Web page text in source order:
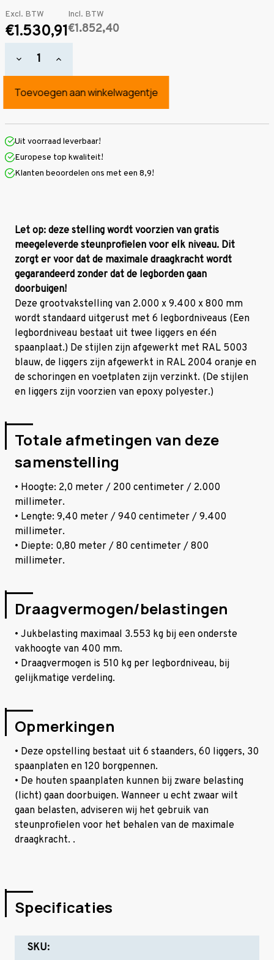
Excl. BTW
€1.530,91
Incl. BTW
€1.852,40
Hoeveelheid
verlagen
Grootvakstelling
mm
x
mm
x
800
mm
Hoeveelheid
verhogen
Grootvakstelling
mm
x
mm
800
mm
Uit voorraad leverbaar!
Europese top kwaliteit!
Klanten beoordelen ons met een 8,9!
Let op: deze stelling wordt voorzien van gratis
meegeleverde steunprofielen voor elk niveau. Dit
zorgt er voor dat de maximale draagkracht wordt
gegarandeerd zonder dat de legborden gaan
doorbuigen!
Deze grootvakstelling van 2.000 x 9.400 x 800 mm
wordt standaard uitgerust met 6 legbordniveaus (Een
legbordniveau bestaat uit twee liggers en één
spaanplaat.) De stijlen zijn afgewerkt met RAL 5003
blauw, de liggers zijn afgewerkt in RAL 2004 oranje en
de schoringen en voetplaten zijn verzinkt. (De stijlen
en liggers zijn voorzien van epoxy polyester.)
Totale afmetingen van deze
samenstelling
• Hoogte: 2,0 meter / 200 centimeter / 2.000
millimeter.
• Lengte: 9,40 meter / 940 centimeter / 9.400
millimeter.
• Diepte: 0,80 meter / 80 centimeter / 800
millimeter.
Draagvermogen/belastingen
• Jukbelasting maximaal 3.553 kg bij een onderste
vakhoogte van 400 mm.
• Draagvermogen is 510 kg per legbordniveau, bij
gelijkmatige verdeling.
Opmerkingen
• Deze opstelling bestaat uit 6 staanders, 60 liggers, 30
spaanplaten en 120 borgpennen.
• De houten spaanplaten kunnen bij zware belasting
(licht) gaan doorbuigen. Wanneer u echt zwaar wilt
gaan belasten, adviseren wij het gebruik van
steunprofielen voor het behalen van de maximale
draagkracht. .
Specificaties
SKU: